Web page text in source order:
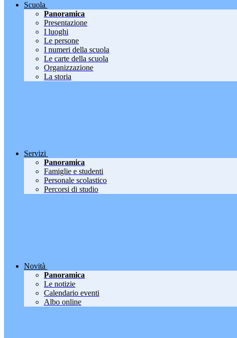
Scuola
Panoramica
Presentazione
I luoghi
Le persone
I numeri della scuola
Le carte della scuola
Organizzazione
La storia
Servizi
Panoramica
Famiglie e studenti
Personale scolastico
Percorsi di studio
Novità
Panoramica
Le notizie
Calendario eventi
Albo online